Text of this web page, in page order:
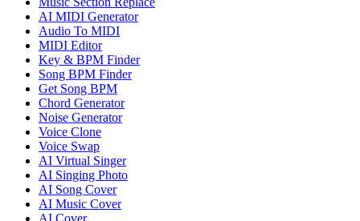
AI MIDI Generator
Audio To MIDI
MIDI Editor
Key & BPM Finder
Song BPM Finder
Get Song BPM
Chord Generator
Noise Generator
Voice Clone
Voice Swap
AI Virtual Singer
AI Singing Photo
AI Song Cover
AI Music Cover
AI Cover